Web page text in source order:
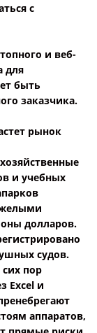
с
и веб-
для
быть
заказчика.
рынок
и учебных
долларов.
судов.
пор
Excel и
аппаратов,